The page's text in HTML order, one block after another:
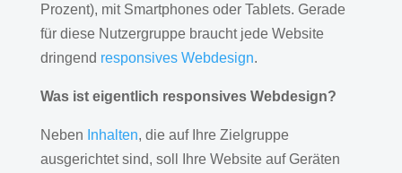
Prozent), mit Smartphones oder Tablets. Gerade
für diese Nutzergruppe braucht jede Website
dringend responsives Webdesign.
Was ist eigentlich responsives Webdesign?
Neben Inhalten, die auf Ihre Zielgruppe
ausgerichtet sind, soll Ihre Website auf Geräten